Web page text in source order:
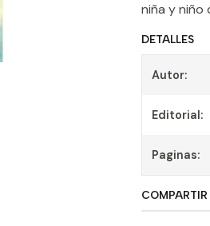
niña y niño
DETALLES
Autor:
Editorial:
Paginas: